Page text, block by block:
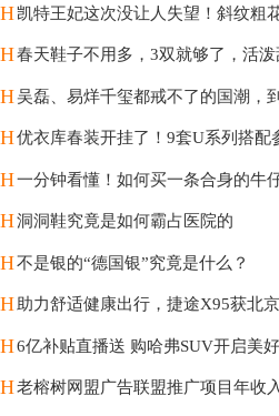
H凯特王妃这次没让人失望！斜纹粗
H春天鞋子不用多，3双就够了，活
H吴磊、易烊千玺都戒不了的国潮，
H优衣库春装开挂了！9套U系列搭配
H一分钟看懂！如何买一条合身的牛
H洞洞鞋究竟是如何霸占医院的
H不是银的“德国银”究竟是什么？
H 助力舒适健康出行，捷途X95获北
H6亿补贴直播送 购哈弗SUV开启美
H老榕树网盟广告联盟推广项目年收